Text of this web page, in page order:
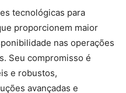
tecnológicas para
proporcionem maior
nas operações
Seu compromisso é
e robustos,
avançadas e